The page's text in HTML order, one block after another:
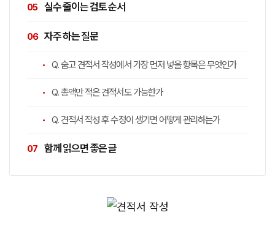
실수 줄이는 검토 순서
자주 하는 질문
Q. 숨고 견적서 작성에서 가장 먼저 넣을 항목은 무엇인가
Q. 총액만 적은 견적서도 가능한가
Q. 견적서 작성 후 수정이 생기면 어떻게 관리하는가
함께 읽으면 좋은 글